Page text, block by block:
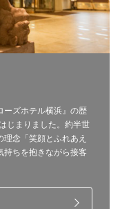
ーズホテル横浜』の歴
じまりました。約半世
念「笑顔とふれあえ
持ちを抱きながら接客